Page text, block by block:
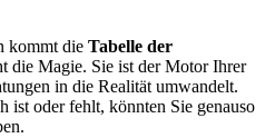
kommt die Tabelle der
die Magie. Sie ist der Motor Ihrer
in die Realität umwandelt.
ist oder fehlt, könnten Sie genauso